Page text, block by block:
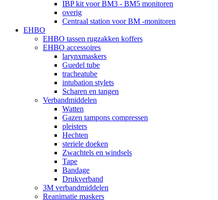
IBP kit voor BM3 - BM5 monitoren
overig
Centraal station voor BM -monitoren
EHBO
EHBO tassen rugzakken koffers
EHBO accessoires
larynxmaskers
Guedel tube
tracheatube
intubation stylets
Scharen en tangen
Verbandmiddelen
Watten
Gazen tampons compressen
pleisters
Hechten
steriele doeken
Zwachtels en windsels
Tape
Bandage
Drukverband
3M verbandmiddelen
Reanimatie maskers